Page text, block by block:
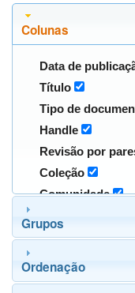
Colunas
Data de
Título
Tipo de
Handle
Revisão por
Coleção
Comunidade
Grupos
Ordenação